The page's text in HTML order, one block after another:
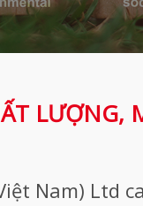
LƯỢNG,
Nam) Ltd